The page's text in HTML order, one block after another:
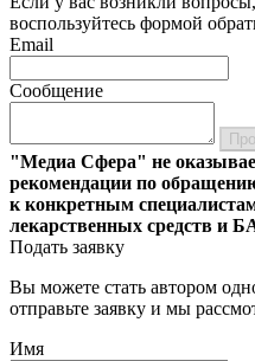
воспользуйтесь формой
Email
Сообщение
"Медиа Сфера" не
рекомендации по
к конкретным
лекарственных средств и
Подать заявку
Вы можете стать автором
отправьте заявку и мы
Имя